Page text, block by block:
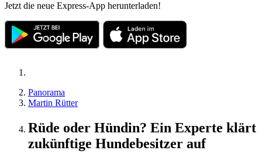
Jetzt die neue Express-App herunterladen!
Panorama
Martin Rütter
Rüde oder Hündin? Ein Experte klärt
zukünftige Hundebesitzer auf